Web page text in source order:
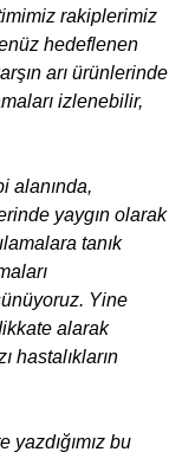
rakiplerimiz
hedeflenen
arı ürünlerinde
izlenebilir,
alanında,
yaygın olarak
tanık
Yine
alarak
hastalıkların
bu